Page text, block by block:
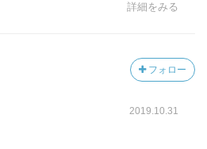
詳細をみる
フォロー
2019.10.31